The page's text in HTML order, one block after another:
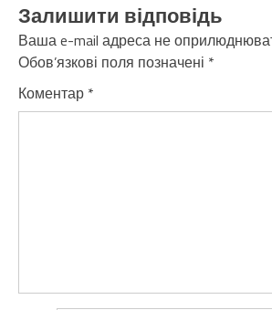
Залишити відповідь
Ваша e-mail адреса не
Обов’язкові поля позначені *
Коментар *